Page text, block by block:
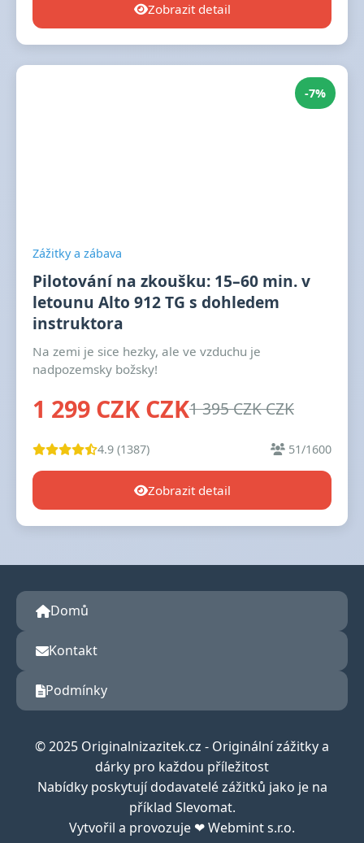
Zobrazit detail
-7%
Zážitky a zábava
Pilotování na zkoušku: 15–60 min. v
letounu Alto 912 TG s dohledem
instruktora
Na zemi je sice hezky, ale ve vzduchu je
nadpozemsky božsky!
1 299 CZK CZK1 395 CZK CZK
4.9 (1387) 51/1600
Zobrazit detail
Domů
Kontakt
Podmínky
© 2025 Originalnizazitek.cz - Originální zážitky a
dárky pro každou příležitost
Nabídky poskytují dodavatelé zážitků jako je na
příklad Slevomat.
Vytvořil a provozuje ❤ Webmint s.r.o.